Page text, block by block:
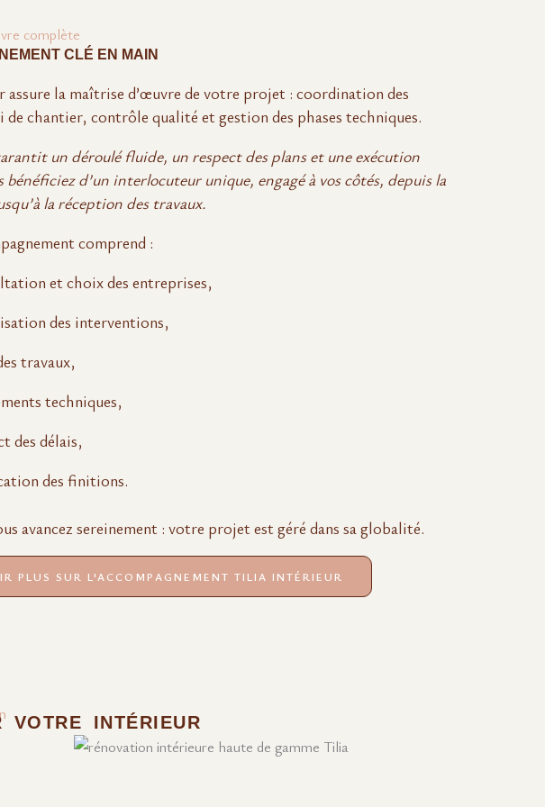
complète
CLÉ EN MAIN
la maîtrise d’œuvre de votre projet : coordination des
de chantier, contrôle qualité et gestion des phases techniques.
un déroulé fluide, un respect des plans et une exécution
bénéficiez d’un interlocuteur unique, engagé à vos côtés, depuis la
la réception des travaux.
comprend :
et choix des entreprises,
des interventions,
travaux,
techniques,
des délais,
des finitions.
avancez sereinement : votre projet est géré dans sa globalité.
PLUS SUR L'ACCOMPAGNEMENT TILIA INTÉRIEUR
VOTRE INTÉRIEUR